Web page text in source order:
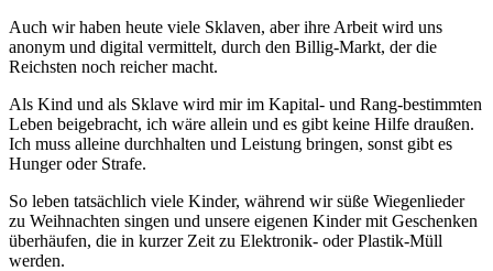
Auch wir haben heute viele Sklaven, aber ihre Arbeit wird uns
anonym und digital vermittelt, durch den Billig-Markt, der die
Reichsten noch reicher macht.
Als Kind und als Sklave wird mir im Kapital- und Rang-bestimmten
Leben beigebracht, ich wäre allein und es gibt keine Hilfe draußen.
Ich muss alleine durchhalten und Leistung bringen, sonst gibt es
Hunger oder Strafe.
So leben tatsächlich viele Kinder, während wir süße Wiegenlieder
zu Weihnachten singen und unsere eigenen Kinder mit Geschenken
überhäufen, die in kurzer Zeit zu Elektronik- oder Plastik-Müll
werden.